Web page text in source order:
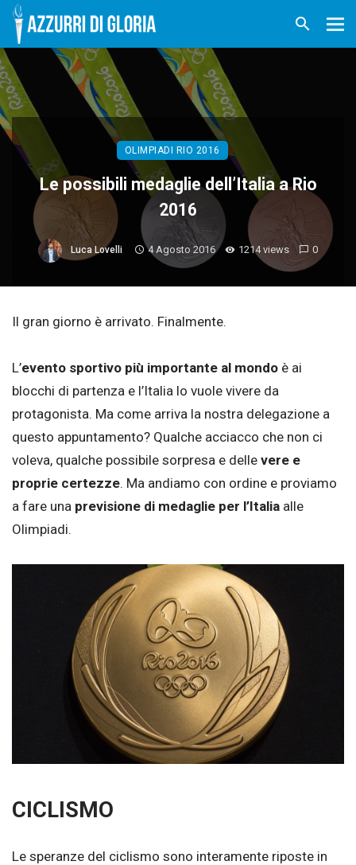
OLIMPIADI RIO 2016
Le possibili medaglie dell’Italia a Rio
2016
Luca Lovelli 4 Agosto 2016 1214 views 0
Il gran giorno è arrivato. Finalmente.
L’evento sportivo più importante al mondo è ai
blocchi di partenza e l’Italia lo vuole vivere da
protagonista. Ma come arriva la nostra delegazione a
questo appuntamento? Qualche acciacco che non ci
voleva, qualche possibile sorpresa e delle vere e
proprie certezze. Ma andiamo con ordine e proviamo
a fare una previsione di medaglie per l’Italia alle
Olimpiadi.
CICLISMO
Le speranze del ciclismo sono interamente riposte in